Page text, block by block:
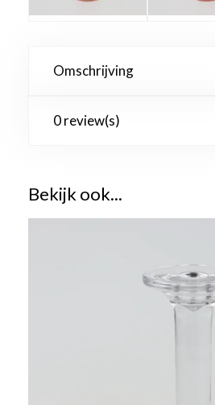
Omschrijving
0 review(s)
Bekijk ook...